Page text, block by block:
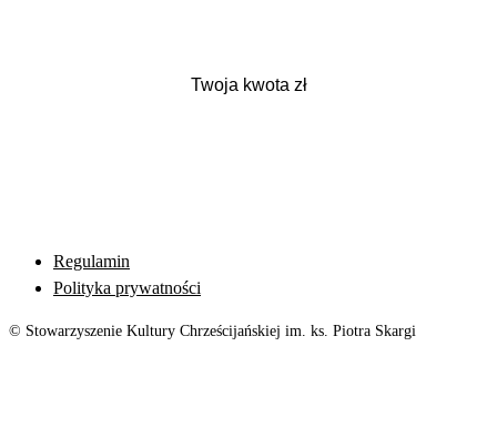
Regulamin
Polityka prywatności
© Stowarzyszenie Kultury Chrześcijańskiej im. ks. Piotra Skargi